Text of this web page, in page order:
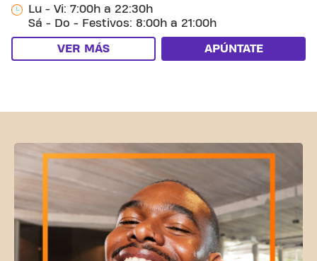
Lu - Vi: 7:00h a 22:30h
Sá - Do - Festivos: 8:00h a 21:00h
VER MÁS APÚNTATE